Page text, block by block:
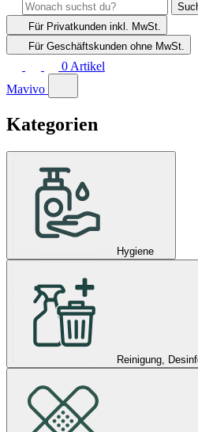
Für Privatkunden inkl. MwSt.
Für Geschäftskunden ohne MwSt.
0 Artikel
Mavivo
Kategorien
Hygiene
Reinigung,